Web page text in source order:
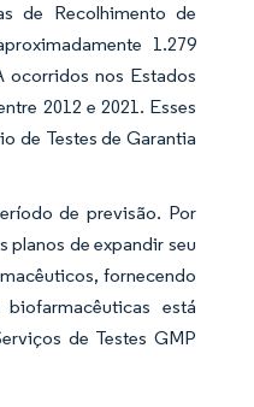
de Recolhimento de
1.279
ocorridos nos Estados
2012 e 2021. Esses
de Testes de Garantia
de previsão. Por
planos de expandir seu
fornecendo
está
de Testes GMP